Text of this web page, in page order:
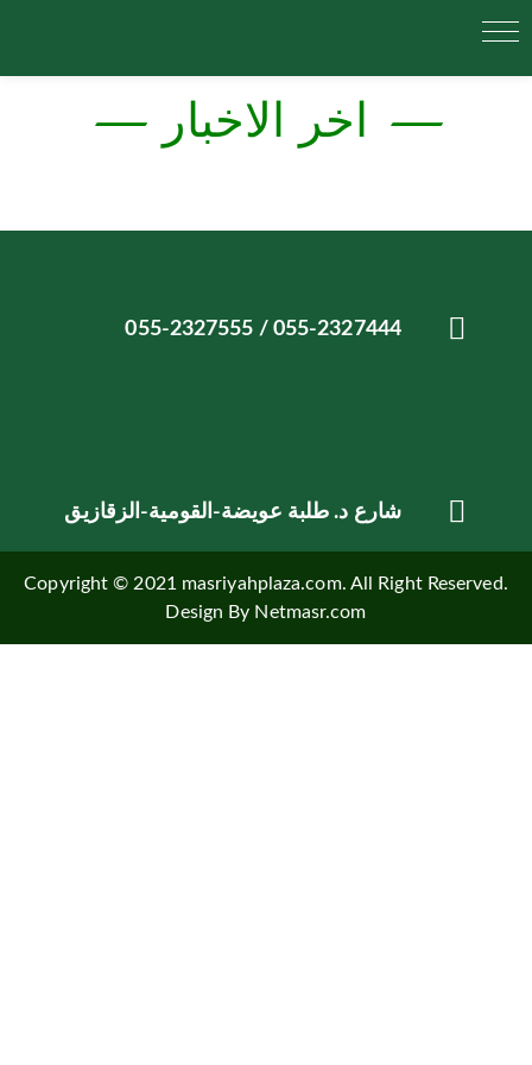
— اخر الاخبار —
055-2327444 / 055-2327555
شارع د. طلبة عويضة-القومية-الزقازيق
Copyright © 2021 masriyahplaza.com. All Right Reserved.
Design By Netmasr.com